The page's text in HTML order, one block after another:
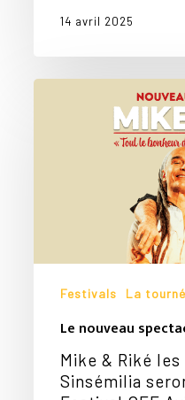
14 avril 2025
Le
Festivals La
Le nouveau
Mike & Riké
Sinsémilia